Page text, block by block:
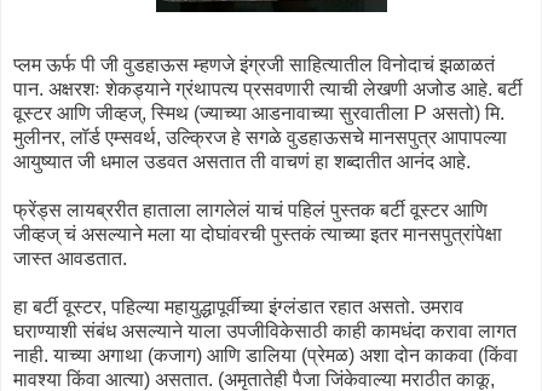
प्लम ऊर्फ पी जी वुडहाऊस म्हणजे इंग्रजी साहित्यातील विनोदाचं झळाळतं
पान. अक्षरशः शेकड्याने ग्रंथापत्य प्रसवणारी त्याची लेखणी अजोड आहे. बर्टी
वूस्टर आणि जीव्हज्, स्मिथ (ज्याच्या आडनावाच्या सुरवातीला P असतो) मि.
मुलीनर, लॉर्ड एम्सवर्थ, उल्क्रिज हे सगळे वुडहाऊसचे मानसपुत्र आपापल्या
आयुष्यात जी धमाल उडवत असतात ती वाचणं हा शब्दातीत आनंद आहे.
फ्रेंड्स लायब्ररीत हाताला लागलेलं याचं पहिलं पुस्तक बर्टी वूस्टर आणि
जीव्हज् चं असल्याने मला या दोघांवरची पुस्तकं त्याच्या इतर मानसपुत्रांपेक्षा
जास्त आवडतात.
हा बर्टी वूस्टर, पहिल्या महायुद्धापूर्वीच्या इंग्लंडात रहात असतो. उमराव
घराण्याशी संबंध असल्याने याला उपजीविकेसाठी काही कामधंदा करावा लागत
नाही. याच्या अगाथा (कजाग) आणि डालिया (प्रेमळ) अशा दोन काकवा (किंवा
मावश्या किंवा आत्या) असतात. (अमृतातेही पैजा जिंकेवाल्या मराठीत काकू,